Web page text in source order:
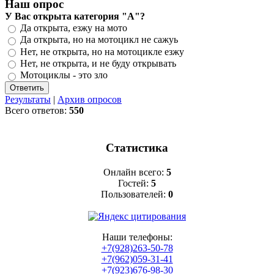
Наш опрос
У Вас открыта категория "А"?
Да открыта, езжу на мото
Да открыта, но на мотоцикл не сажуь
Нет, не открыта, но на мотоцикле езжу
Нет, не открыта, и не буду открывать
Мотоциклы - это зло
Результаты | Архив опросов
Всего ответов: 550
Статистика
Онлайн всего: 5
Гостей: 5
Пользователей: 0
Наши телефоны:
+7(928)263-50-78
+7(962)059-31-41
+7(923)676-98-30